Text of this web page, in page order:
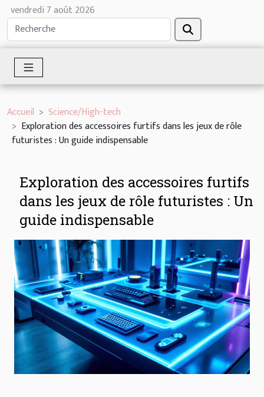
vendredi 7 août 2026
Accueil
Science/High-tech
Exploration des accessoires furtifs dans les jeux de rôle
futuristes : Un guide indispensable
Exploration des accessoires furtifs
dans les jeux de rôle futuristes : Un
guide indispensable